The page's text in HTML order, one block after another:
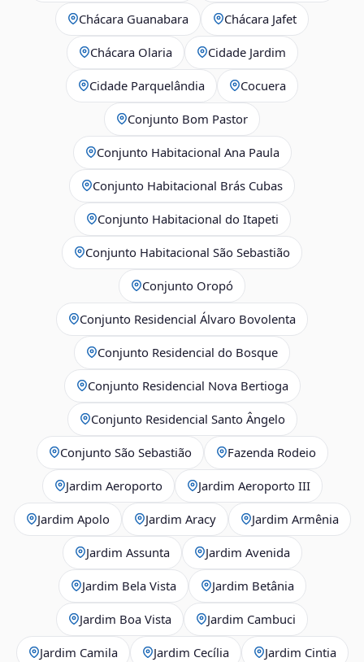
Chácara Guanabara Chácara Jafet
Chácara Olaria Cidade Jardim
Cidade Parquelândia Cocuera
Conjunto Bom Pastor
Conjunto Habitacional Ana Paula
Conjunto Habitacional Brás Cubas
Conjunto Habitacional do Itapeti
Conjunto Habitacional São Sebastião
Conjunto Oropó
Conjunto Residencial Álvaro Bovolenta
Conjunto Residencial do Bosque
Conjunto Residencial Nova Bertioga
Conjunto Residencial Santo Ângelo
Conjunto São Sebastião Fazenda Rodeio
Jardim Aeroporto Jardim Aeroporto III
Jardim Apolo Jardim Aracy Jardim Armênia
Jardim Assunta Jardim Avenida
Jardim Bela Vista Jardim Betânia
Jardim Boa Vista Jardim Cambuci
Jardim Camila Jardim Cecília Jardim Cintia